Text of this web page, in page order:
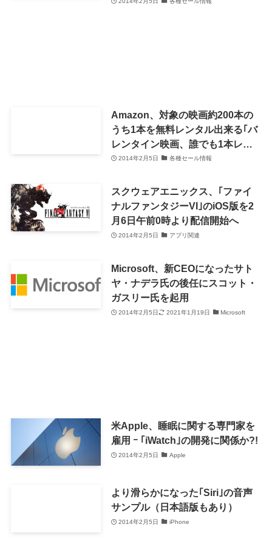
Amazon、対象の映画約200本の
うち1本を無料レンタル出来る｢バ
レンタイン映画、誰でも1本レン
タル無料｣キャンペーンを実施中
2014年2月5日 各種セール情報
スクウェアエニックス、｢ファイ
ナルファンタジーVI｣のiOS版を2
月6日午前0時より配信開始へ
2014年2月5日 アプリ関連
Microsoft、新CEOになったサト
ヤ・ナデラ氏の後任にスコット・
ガスリー氏を起用
2014年2月5日 2021年1月19日 Microsoft
米Apple、睡眠に関する専門家を
雇用 ｰ ｢iWatch｣の開発に関係か?!
2014年2月5日 Apple
より滑らかになった｢Siri｣の音声
サンプル（日本語版もあり）
2014年2月5日 iPhone